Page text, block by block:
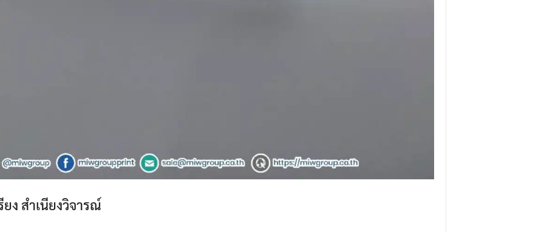
ง สำเนียงวิจารณ์